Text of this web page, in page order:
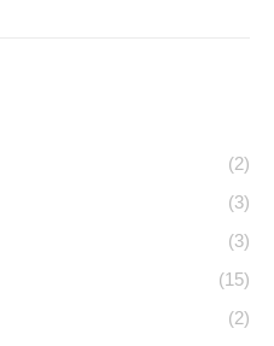
(2)
(3)
(3)
(15)
(2)